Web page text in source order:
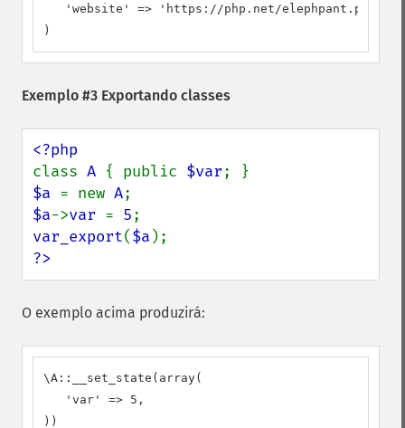
   'website' => 'https://php.net/elephpant.php',
)
Exemplo #3 Exportando classes
class A { public $var
$a = new A
$a->var = 5
var_export($a
?>
O exemplo acima produzirá:
\A::__set_state(array(
   'var' => 5,
))